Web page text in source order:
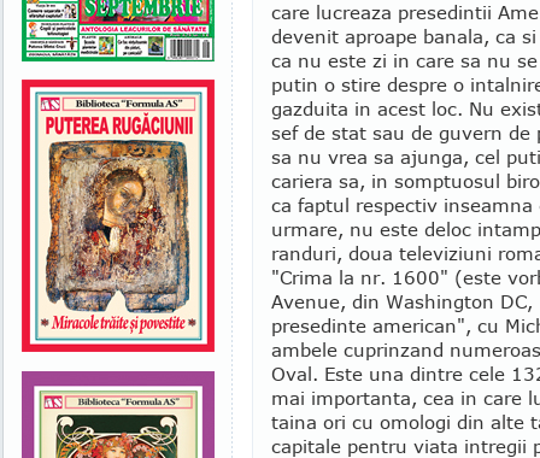
care lucreaza presedintii
devenit aproape banala, ca
ca nu este zi in care sa nu
putin o stire despre o
gazduita in acest loc. Nu
sef de stat sau de guvern de
sa nu vrea sa ajunga, cel
cariera sa, in somptuosul
ca faptul respectiv
urmare, nu este deloc
randuri, doua televiziuni
"Crima la nr. 1600" (este
Avenue, din Washington
presedinte american", cu
ambele cuprinzand
Oval. Este una dintre cele
mai importanta, cea in care
taina ori cu omologi din alte
capitale pentru viata intregii